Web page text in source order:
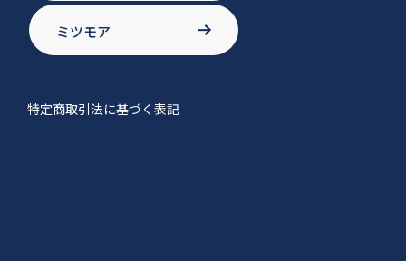
ミツモア
特定商取引法に基づく表記